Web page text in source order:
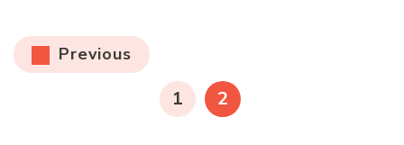
Paginació
de
Previous
PAGE
1 PAGE
2